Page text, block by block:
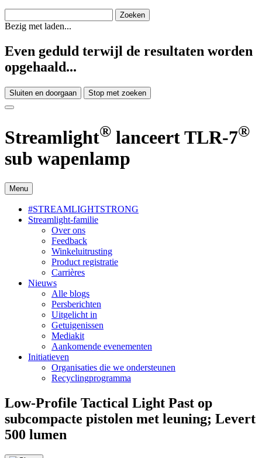
Bezig met laden...
Even geduld terwijl de resultaten worden
opgehaald...
Sluiten en doorgaan Stop met zoeken
Streamlight® lanceert TLR-7®
sub wapenlamp
Menu
#STREAMLIGHTSTRONG
Streamlight-familie
Over ons
Feedback
Winkeluitrusting
Product registratie
Carrières
Nieuws
Alle blogs
Persberichten
Uitgelicht in
Getuigenissen
Mediakit
Aankomende evenementen
Initiatieven
Organisaties die we ondersteunen
Recyclingprogramma
Low-Profile Tactical Light Past op
subcompacte pistolen met leuning; Levert
500 lumen